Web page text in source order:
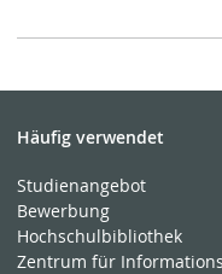
Häufig verwendet
Studienangebot
Bewerbung
Hochschulbibliothek
Zentrum für